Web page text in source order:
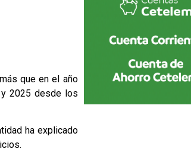
que en el año
2025 desde los
ha explicado